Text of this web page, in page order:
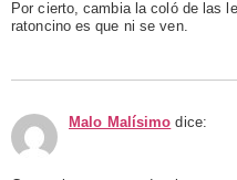
Por cierto, cambia la coló de las
ratoncino es que ni se ven.
Malo Malísimo dice: